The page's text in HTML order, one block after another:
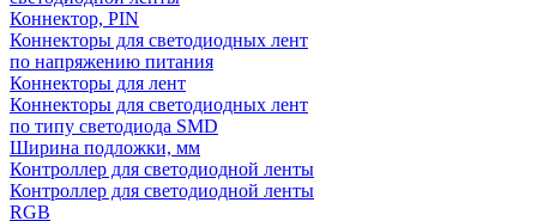
Коннектор, PIN
Коннекторы для светодиодных лент
по напряжению питания
Коннекторы для лент
Коннекторы для светодиодных лент
по типу светодиода SMD
Ширина подложки, мм
Контроллер для светодиодной ленты
Контроллер для светодиодной ленты
RGB